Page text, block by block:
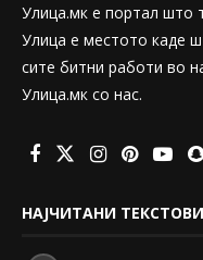
Улица.мк е портал што
Улица е местото каде
сите битни работи во
Улица.мк со нас.
НАЈЧИТАНИ ТЕКСТОВИ